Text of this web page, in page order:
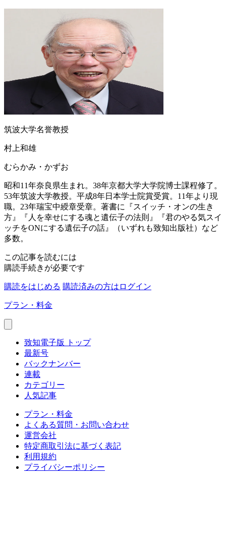
筑波大学名誉教授
村上和雄
むらかみ・かずお
昭和11年奈良県生まれ。38年京都大学大学院博士課程修了。
53年筑波大学教授。平成8年日本学士院賞受賞。11年より現
職。23年瑞宝中綬章受章。著書に『スイッチ・オンの生き
方』『人を幸せにする魂と遺伝子の法則』『君のやる気スイ
ッチをONにする遺伝子の話』（いずれも致知出版社）など
多数。
この記事を読むには
購読手続きが必要です
購読をはじめる 購読済みの方はログイン
プラン・料金
致知電子版 トップ
最新号
バックナンバー
連載
カテゴリー
人気記事
プラン・料金
よくある質問・お問い合わせ
運営会社
特定商取引法に基づく表記
利用規約
プライバシーポリシー